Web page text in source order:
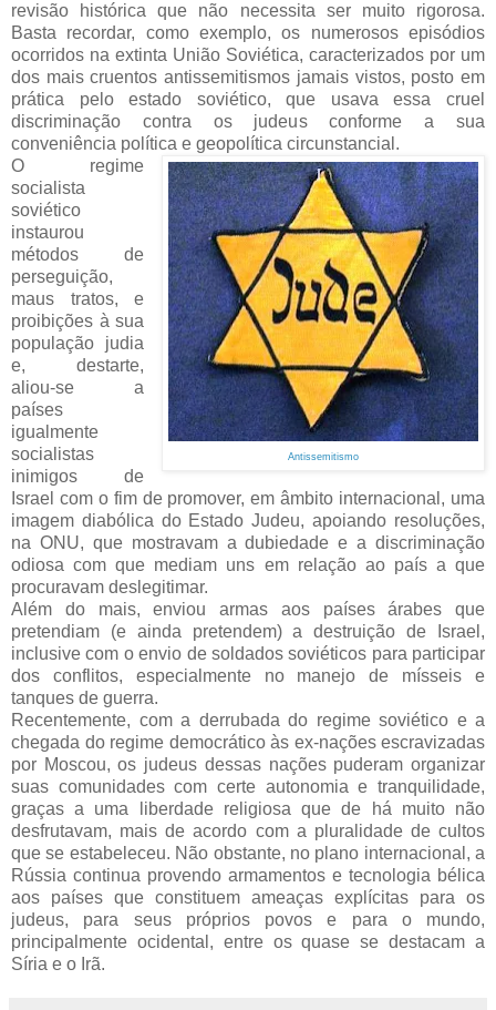
revisão histórica que não necessita ser muito rigorosa.
Basta recordar, como exemplo, os numerosos episódios
ocorridos na extinta União Soviética, caracterizados por um
dos mais cruentos antissemitismos jamais vistos, posto em
prática pelo estado soviético, que usava essa cruel
discriminação contra os judeus conforme a sua
conveniência política e geopolítica circunstancial.
Antissemitismo
O regime
socialista
soviético
instaurou
métodos de
perseguição,
maus tratos, e
proibições à sua
população judia
e, destarte,
aliou-se a
países
igualmente
socialistas
inimigos de
Israel com o fim de promover, em âmbito internacional, uma
imagem diabólica do Estado Judeu, apoiando resoluções,
na ONU, que mostravam a dubiedade e a discriminação
odiosa com que mediam uns em relação ao país a que
procuravam deslegitimar.
Além do mais, enviou armas aos países árabes que
pretendiam (e ainda pretendem) a destruição de Israel,
inclusive com o envio de soldados soviéticos para participar
dos conflitos, especialmente no manejo de mísseis e
tanques de guerra.
Recentemente, com a derrubada do regime soviético e a
chegada do regime democrático às ex-nações escravizadas
por Moscou, os judeus dessas nações puderam organizar
suas comunidades com certe autonomia e tranquilidade,
graças a uma liberdade religiosa que de há muito não
desfrutavam, mais de acordo com a pluralidade de cultos
que se estabeleceu. Não obstante, no plano internacional, a
Rússia continua provendo armamentos e tecnologia bélica
aos países que constituem ameaças explícitas para os
judeus, para seus próprios povos e para o mundo,
principalmente ocidental, entre os quase se destacam a
Síria e o Irã.